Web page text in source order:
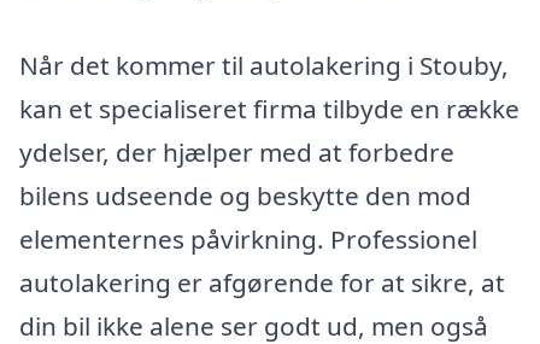
Når det kommer til autolakering i Stouby,
kan et specialiseret firma tilbyde en række
ydelser, der hjælper med at forbedre
bilens udseende og beskytte den mod
elementernes påvirkning. Professionel
autolakering er afgørende for at sikre, at
din bil ikke alene ser godt ud, men også